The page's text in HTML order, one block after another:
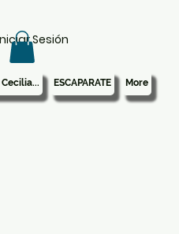
Sesión
ESCAPARATE More